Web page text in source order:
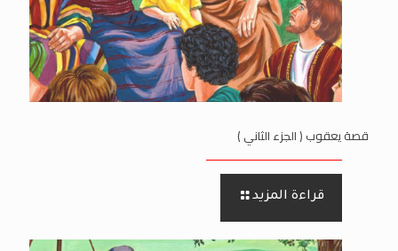
قصة يعقوب ( الجزء الثاني )
قراءة المزيد